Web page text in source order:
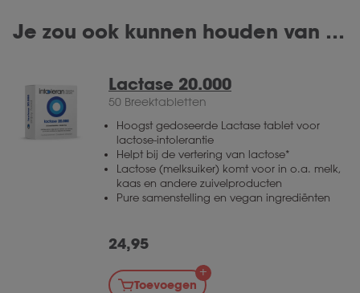
Lactase 2500: 4 tabletjes
tabletten kauwt kunnen ze aan de kiezen
doorslikken. Wanneer je moeite hebt met
slikken, kan je de capsule ook opendraaien en
de inhoud oplossen in een glas water.
Je zou ook kunnen houden van …
Lactase 20.000
50 Breektabletten
Hoogst gedoseerde Lactase tablet voor
lactose-intolerantie
Helpt bij de vertering van lactose*
Lactose (melksuiker) komt voor in o.a. melk,
kaas en andere zuivelproducten
Pure samenstelling en vegan ingrediënten
24,95
Toevoegen